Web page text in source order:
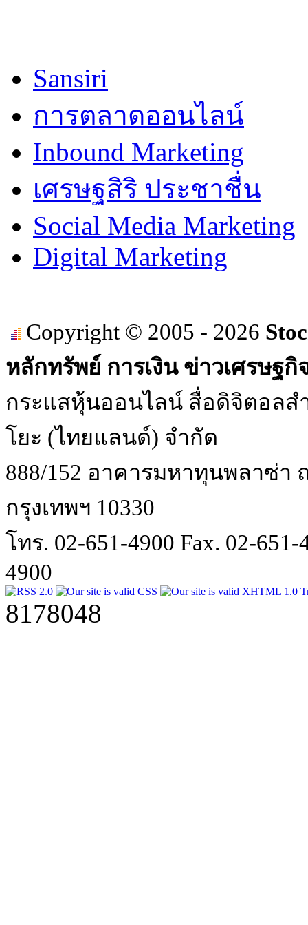
Sansiri
การตลาดออนไลน์
Inbound Marketing
เศรษฐสิริ ประชาชื่น
Social Media Marketing
Digital Marketing
Copyright © 2005 - 2026
หลักทรัพย์ การเงิน ข่าวเศรษฐกิ
กระแสหุ้นออนไลน์ สื่อดิจิตอล
โยะ (ไทยแลนด์) จำกัด
888/152 อาคารมหาทุนพลาซ่
กรุงเทพฯ 10330
โทร. 02-651-4900 Fax. 02-
4900
8178048